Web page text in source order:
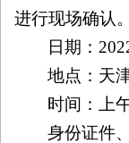
进行现场确认
日期：
地点：天
时间：上
身份证件